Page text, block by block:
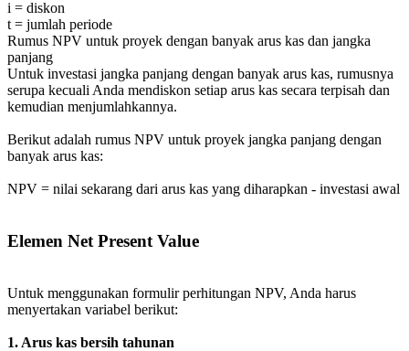
i = diskon
t = jumlah periode
Rumus NPV untuk proyek dengan banyak arus kas dan jangka
panjang
Untuk investasi jangka panjang dengan banyak arus kas, rumusnya
serupa kecuali Anda mendiskon setiap arus kas secara terpisah dan
kemudian menjumlahkannya.
Berikut adalah rumus NPV untuk proyek jangka panjang dengan
banyak arus kas:
NPV = nilai sekarang dari arus kas yang diharapkan - investasi awal
Elemen Net Present Value
Untuk menggunakan formulir perhitungan NPV, Anda harus
menyertakan variabel berikut:
1. Arus kas bersih tahunan